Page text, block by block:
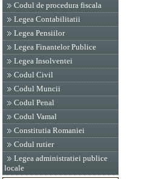
Codul de procedura fiscala
Legea Contabilitatii
Legea Pensiilor
Legea Finantelor Publice
Legea Insolventei
Codul Civil
Codul Muncii
Codul Penal
Codul Vamal
Constitutia Romaniei
Codul rutier
Legea administratiei publice
locale